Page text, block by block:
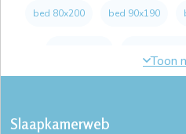
bed 80x200 bed 90x190
bedframe 90x200 zwart
Slaapkamerweb